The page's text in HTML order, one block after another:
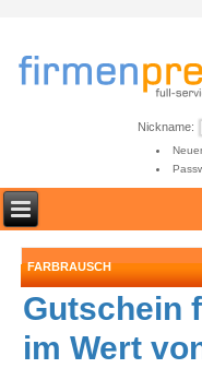
Nickname:
FARBRAUSCH
Gutschein
im Wert